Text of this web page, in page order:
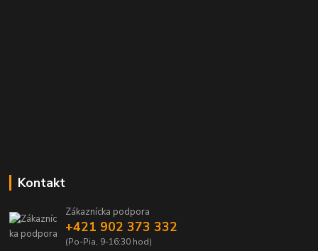
Kontakt
Zákaznícka podpora
+421 902 373 332
(Po-Pia, 9-16:30 hod)